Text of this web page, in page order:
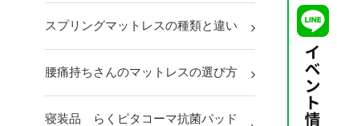
スプリングマットレスの種類と違い
腰痛持ちさんのマットレスの選び方
寝装品 らくピタコーマ抗菌パッド